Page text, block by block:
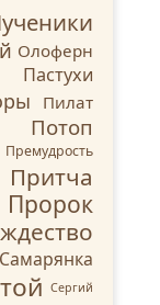
Олоферн
Пастухи
Пилат
Потоп
Премудрость
Притча
Пророк
Самарянка
Сергий